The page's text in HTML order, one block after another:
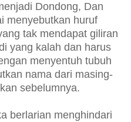
Dondong, Dan
menyebutkan huruf
tak mendapat giliran
yang kalah dan harus
menyentuh tubuh
nama dari masing-
sebelumnya.
berlarian menghindari